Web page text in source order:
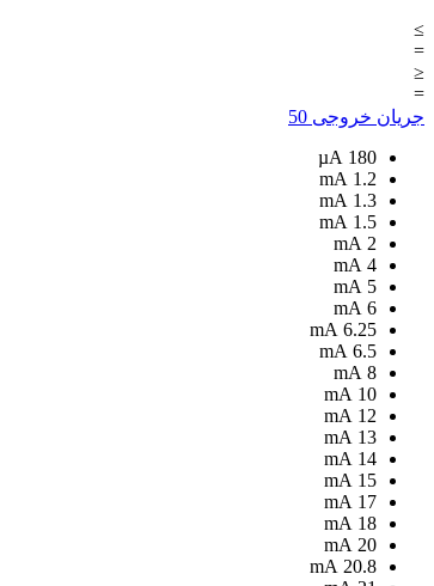
≥
=
≤
=
جریان خروجی 50
180
µA
1.2
mA
1.3
mA
1.5
mA
2
mA
4
mA
5
mA
6
mA
6.25
mA
6.5
mA
8
mA
10
mA
12
mA
13
mA
14
mA
15
mA
17
mA
18
mA
20
mA
20.8
mA